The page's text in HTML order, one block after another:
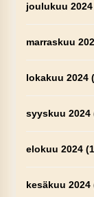
joulukuu 2024
marraskuu
lokakuu 2024
syyskuu 2024
elokuu 2024
kesäkuu 2024